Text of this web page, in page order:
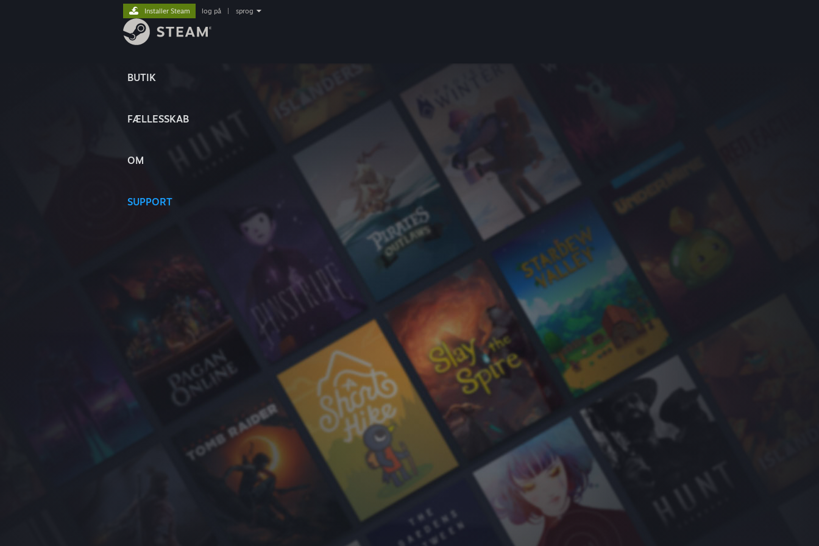
BUTIK
FÆLLESSKAB
OM
SUPPORT
Installer Steam log på sprog